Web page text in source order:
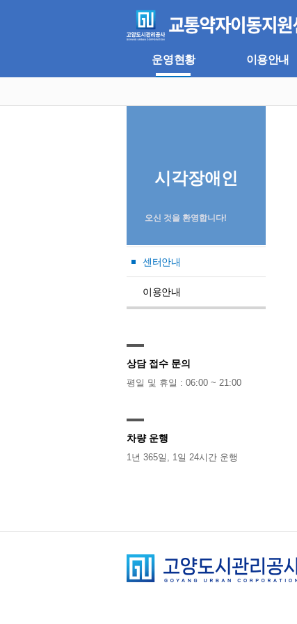
뉴
바
기
바
로
운영현황 이용안내
시각장애인
오신 것을 환영합니다!
센터안내
이용안내
상담 접수 문의
평일 및 휴일 : 06:00 ~ 21:00
차량 운행
1년 365일, 1일 24시간 운행